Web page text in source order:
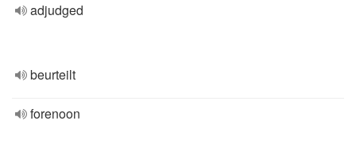
adjudged
beurteilt
forenoon